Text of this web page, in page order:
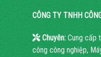
CÔNG TY TNHH
Chuyên: Cung cấp
công công nghiệp,